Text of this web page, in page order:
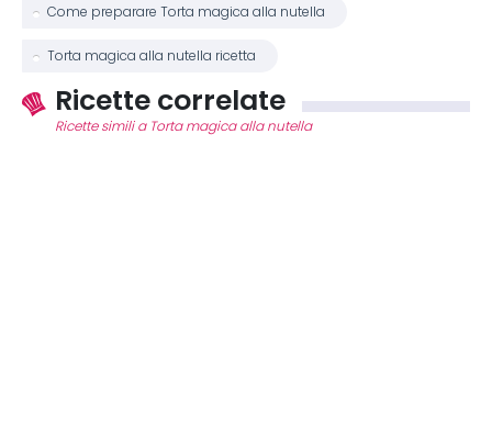
Come preparare Torta magica alla nutella
Torta magica alla nutella ricetta
Ricette correlate
Ricette simili a Torta magica alla nutella